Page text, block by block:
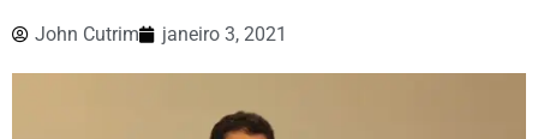
John Cutrim janeiro 3, 2021